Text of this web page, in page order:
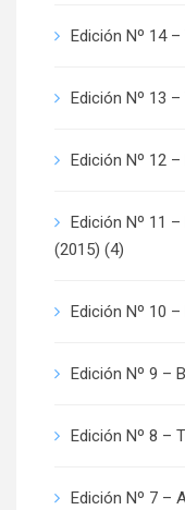
Edición Nº 14
Edición Nº 13
Edición Nº 12
Edición Nº 11
(2015) (4)
Edición Nº 10
Edición Nº 9 –
Edición Nº 8 –
Edición Nº 7 –